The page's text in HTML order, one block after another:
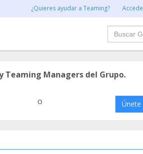
¿Quieres ayudar a Teaming? Accede
Buscar
Teaming Managers del Grupo.
o Únete